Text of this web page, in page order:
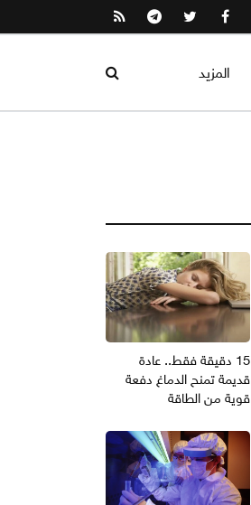
المزيد
15 دقيقة فقط.. عادة
قديمة تمنح الدماغ دفعة
قوية من الطاقة